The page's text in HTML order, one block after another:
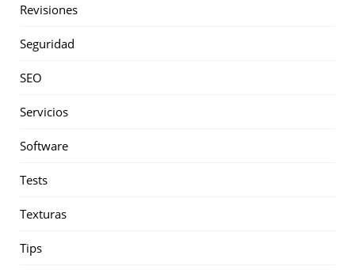
Revisiones
Seguridad
SEO
Servicios
Software
Tests
Texturas
Tips